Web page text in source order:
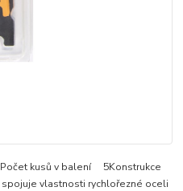
kusů v balení 5Konstrukce
vlastnosti rychlořezné oceli